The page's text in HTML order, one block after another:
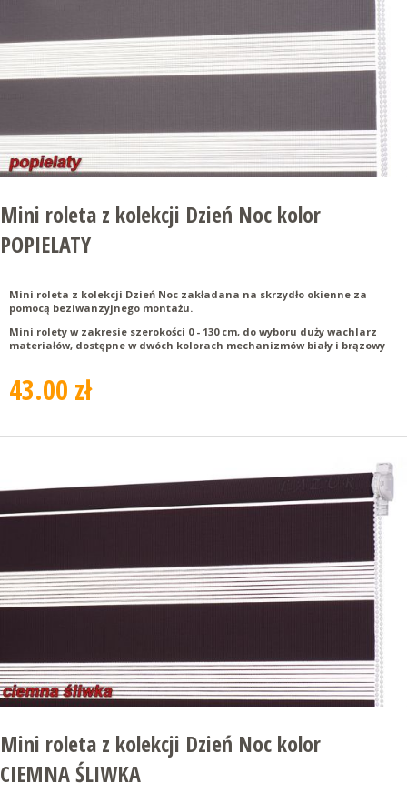
Mini roleta z kolekcji Dzień Noc kolor
POPIELATY
Mini roleta z kolekcji Dzień Noc zakładana na skrzydło okienne za
pomocą beziwanzyjnego montażu.
Mini rolety w zakresie szerokości 0 - 130 cm, do wyboru duży wachlarz
materiałów, dostępne w dwóch kolorach mechanizmów biały i brązowy
43.00 zł
Mini roleta z kolekcji Dzień Noc kolor
CIEMNA ŚLIWKA